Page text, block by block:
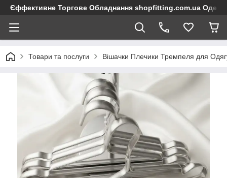
Єффективне Торгове Обладнання shopfitting.com.ua Одеса
Товари та послуги Вішачки Плечики Тремпеля для